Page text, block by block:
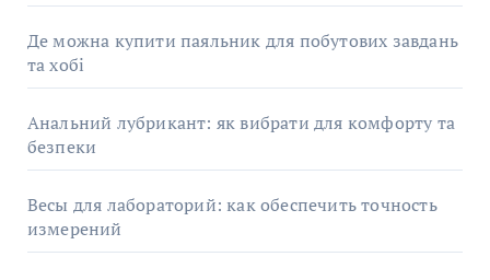
Де можна купити паяльник для побутових завдань
та хобі
Анальний лубрикант: як вибрати для комфорту та
безпеки
Весы для лабораторий: как обеспечить точность
измерений